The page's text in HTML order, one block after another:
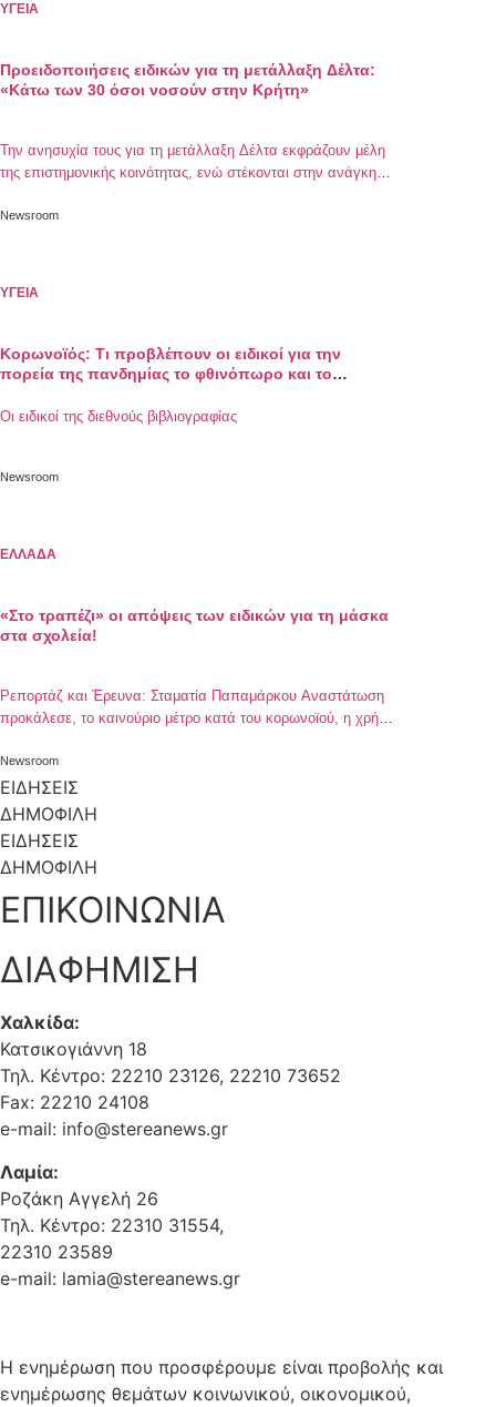
ΥΓΕΙΑ
Προειδοποιήσεις ειδικών για τη μετάλλαξη Δέλτα:
«Κάτω των 30 όσοι νοσούν στην Κρήτη»
Την ανησυχία τους για τη μετάλλαξη Δέλτα εκφράζουν μέλη
της επιστημονικής κοινότητας, ενώ στέκονται στην ανάγκη
Newsroom
ΥΓΕΙΑ
Κορωνοϊός: Τι προβλέπουν οι ειδικοί για την
πορεία της πανδημίας το φθινόπωρο και το
Οι ειδικοί της διεθνούς βιβλιογραφίας
Newsroom
ΕΛΛΑΔΑ
«Στο τραπέζι» οι απόψεις των ειδικών για τη μάσκα
στα σχολεία!
Ρεπορτάζ και Έρευνα: Σταματία Παπαμάρκου Αναστάτωση
προκάλεσε, το καινούριο μέτρο κατά του κορωνοϊού, η χρήση
πραγματοποιηθεί στις 14 Σεπτεμβρίου, κατόπιν ανακοίνωσης
προ λίγων ημερών, από την υπουργό Παιδείας, Ν.
Κεραμέως. Η χρήση μάσκας σε μαθητές και εκπαιδευτικούς,
φανερά προβληματισμένους. […]
Newsroom
ΕΙΔΗΣΕΙΣ
ΔΗΜΟΦΙΛΗ
ΕΙΔΗΣΕΙΣ
ΔΗΜΟΦΙΛΗ
ΕΠΙΚΟΙΝΩΝΙΑ
ΔΙΑΦΗΜΙΣΗ
Χαλκίδα:
Κατσικογιάννη 18
Τηλ. Κέντρο: 22210 23126, 22210 73652
Fax: 22210 24108
e-mail: info@stereanews.gr
Λαμία:
Ροζάκη Αγγελή 26
Τηλ. Κέντρο: 22310 31554,
22310 23589
e-mail: lamia@stereanews.gr
Η ενημέρωση που προσφέρουμε είναι προβολής και
ενημέρωσης θεμάτων κοινωνικού, οικονομικού,